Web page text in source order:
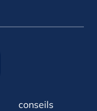
conseils